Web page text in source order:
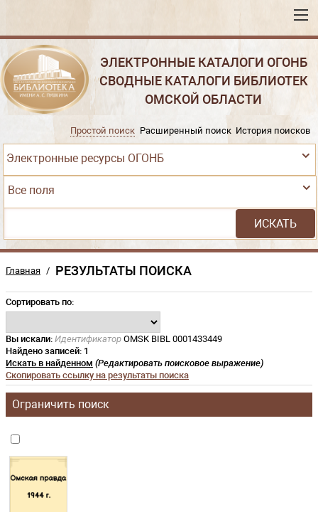
ЭЛЕКТРОННЫЕ КАТАЛОГИ ОГОНБ
СВОДНЫЕ КАТАЛОГИ БИБЛИОТЕК
ОМСКОЙ ОБЛАСТИ
Электронные ресурсы ОГОНБ
Простой поиск Расширенный поиск История поисков
Все поля
Главная / РЕЗУЛЬТАТЫ ПОИСКА
Сортировать по:
Вы искали: Идентификатор OMSK BIBL 0001433449
Найдено записей: 1
Искать в найденном (Редактировать поисковое выражение)
Скопировать ссылку на результаты поиска
Ограничить поиск